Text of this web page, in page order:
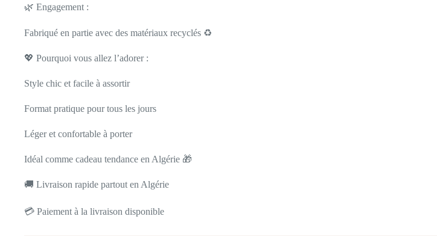
🌿 Engagement :
Fabriqué en partie avec des matériaux recyclés ♻️
💖 Pourquoi vous allez l’adorer :
Style chic et facile à assortir
Format pratique pour tous les jours
Léger et confortable à porter
Idéal comme cadeau tendance en Algérie 🎁
🚚 Livraison rapide partout en Algérie
💳 Paiement à la livraison disponible